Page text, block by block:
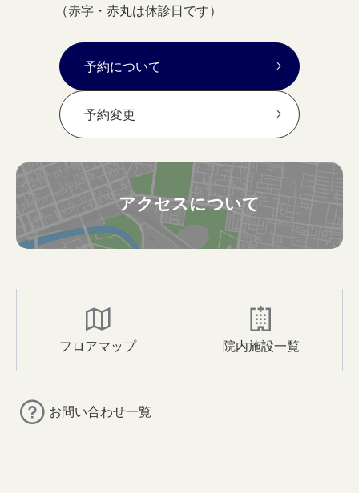
（赤字・赤丸は休診日です）
予約について
予約変更
アクセスについて
フロアマップ 院内施設一覧
お問い合わせ一覧